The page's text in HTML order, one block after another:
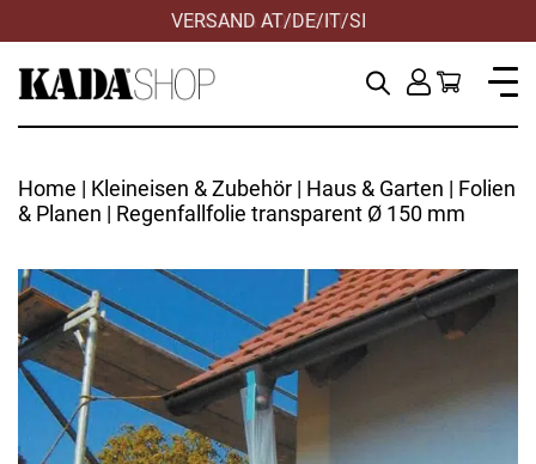
VERSAND AT/DE/IT/SI
Home | Kleineisen & Zubehör | Haus & Garten | Folien
& Planen | Regenfallfolie transparent Ø 150 mm